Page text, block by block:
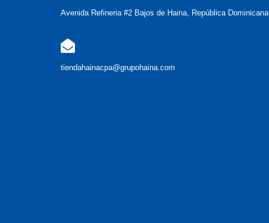
Avenida Refineria #2 Bajos de Haina, República Dominicana
tiendahainacpa@grupohaina.com